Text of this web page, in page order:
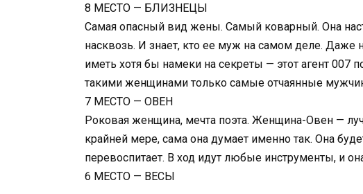
8 МЕСТО — БЛИЗНЕЦЫ
Самая опасный вид жены. Самый коварный. Она
насквозь. И знает, кто ее муж на самом деле. Даже
иметь хотя бы намеки на секреты — этот агент 007
такими женщинами только самые отчаянные
7 МЕСТО — ОВЕН
Роковая женщина, мечта поэта. Женщина-Овен —
крайней мере, сама она думает именно так. Она
перевоспитает. В ход идут любые инструменты, и
6 МЕСТО — ВЕСЫ